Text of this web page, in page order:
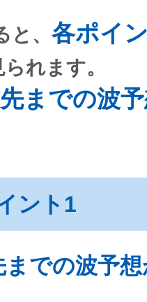
、 各ポイ
れます。
までの波
ント1
までの波予